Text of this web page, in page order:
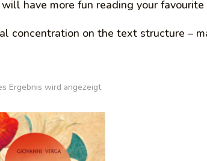
will have more fun reading your favourite
concentration on the text structure –
Ergebnis wird angezeigt